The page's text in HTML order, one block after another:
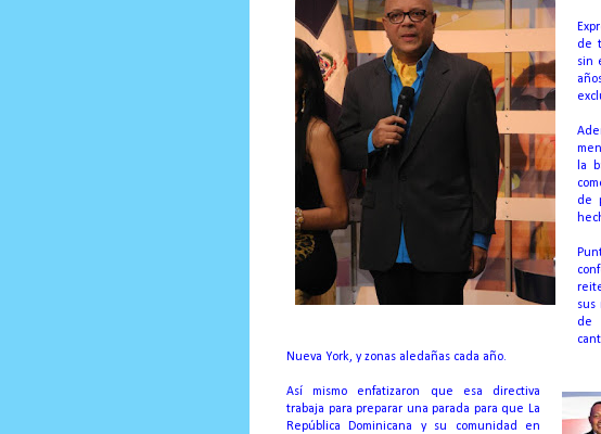
de
sin
la
de
sus
de
Nueva York, y zonas aledañas cada año.
Así mismo enfatizaron que esa directiva
trabaja para preparar una parada para que La
República Dominicana y su comunidad en